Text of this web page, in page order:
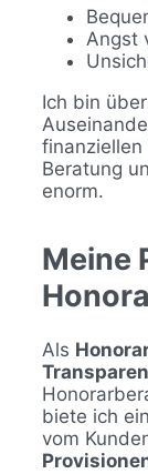
Angst
Ich bin
Beratung
enorm.
Meine
Als
biete ich
vom